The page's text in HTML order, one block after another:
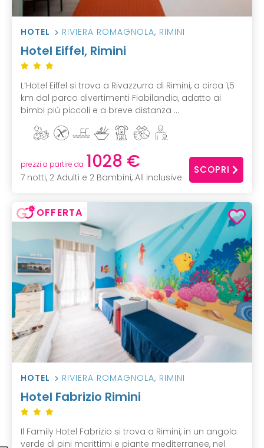
HOTEL RIVIERA ROMAGNOLA, RIMINI
Hotel Eiffel, Rimini
L’Hotel Eiffel si trova a Rivazzurra di Rimini, a circa 1,5
km dal parco divertimenti Fiabilandia, adatto ai
bimbi più piccoli e a breve distanza ...
prezzi a partire da 1028 €
7 notti, 2 Adulti e 2 Bambini, All inclusive
SCOPRI
OFFERTA
HOTEL RIVIERA ROMAGNOLA, RIMINI
Hotel Fabrizio Rimini
Il Family Hotel Fabrizio si trova a Rimini, in un angolo
verde di pini marittimi e piante mediterranee, nel